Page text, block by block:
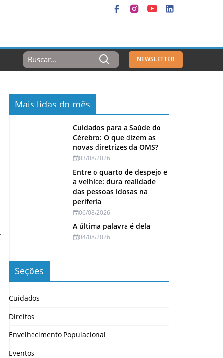
Resultados
Para:
NEWSLETTER
Mais lidas do mês
Cuidados para a Saúde do
Cérebro: O que dizem as
novas diretrizes da OMS?
03/08/2026
Entre o quarto de despejo e
a velhice: dura realidade
das pessoas idosas na
periferia
06/08/2026
A última palavra é dela
04/08/2026
Seções
Cuidados
Direitos
Envelhecimento Populacional
Eventos